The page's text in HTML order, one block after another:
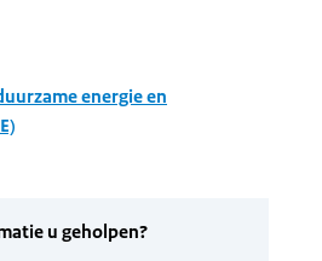
energie en